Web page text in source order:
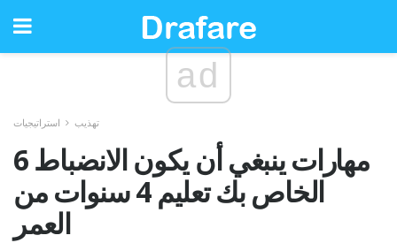
ad
تهذيب استراتيجيات
6 مهارات ينبغي أن يكون الانضباط
الخاص بك تعليم 4 سنوات من
العمر